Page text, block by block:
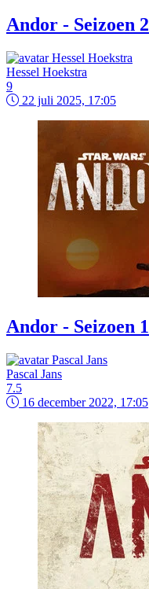
Andor - Seizoen 2
Hessel Hoekstra
9
22 juli 2025, 17:05
Andor - Seizoen 1
Pascal Jans
7.5
16 december 2022, 17:05